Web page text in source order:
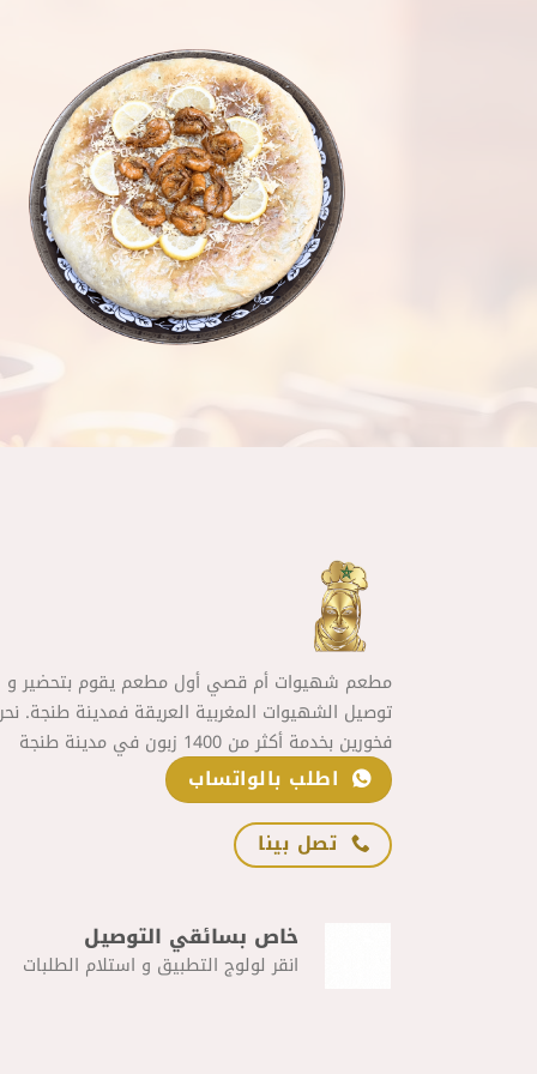
مطعم شهيوات أم قصي أول مطعم يقوم بتحضير و
توصيل الشهيوات المغربية العريقة فمدينة طنجة.
فخورين بخدمة أكثر من 1400 زبون في مدينة طنجة
اطلب بالواتساب
تصل بينا
خاص بسائقي التوصيل
انقر لولوج التطبيق و استلام الطلبات